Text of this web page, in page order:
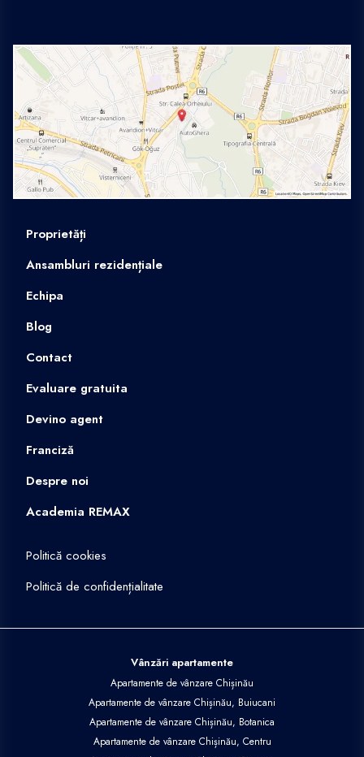
Proprietăți
Ansambluri rezidențiale
Echipa
Blog
Contact
Evaluare gratuita
Devino agent
Franciză
Despre noi
Academia REMAX
Politică cookies
Politică de confidențialitate
Vânzări apartamente
Apartamente de vânzare Chișinău
Apartamente de vânzare Chișinău, Buiucani
Apartamente de vânzare Chișinău, Botanica
Apartamente de vânzare Chișinău, Centru